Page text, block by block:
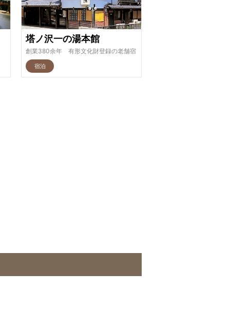
塔ノ沢一の湯本館
創業380余年 有形文化財登録の老舗宿
宿泊